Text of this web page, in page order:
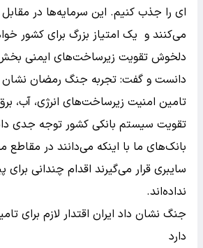
ای را جذب کنیم. این سرمایه‌ها در مقابل
می‌کنند و یک امتیاز بزرگ برای کشور
دلخوش تقویت زیرساخت‌های ایمنی بخش
دانست و گفت: تجربه جنگ رمضان نشان
تامین امنیت زیرساخت‌های انرژی، آب،
تقویت سیستم بانکی کشور توجه جدی
بانک‌های ما با اینکه می‌دانند در مقاطع
سایبری قرار می‌گیرند اقدام چندانی
نداده‌اند.
جنگ نشان داد ایران اقتدار لازم برای
دارد